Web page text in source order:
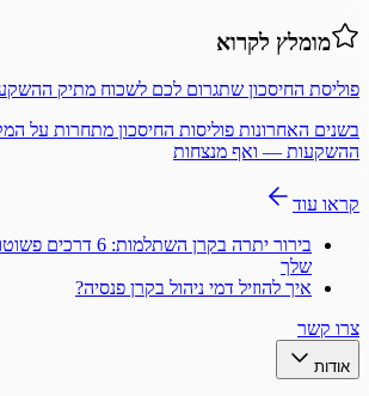
מומלץ לקרוא
פוליסת החיסכון שתגרום לכם לשכוח מתיק
בשנים האחרונות פוליסות החיסכון מתחרות על
ההשקעות — ואף מנצחות
קראו עוד
בירור יתרה בקרן
שלך
איך להוזיל דמי ניהול בקרן פנסיה?
צרו קשר
אודות